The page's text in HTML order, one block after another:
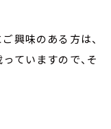
興味のある方は、
ていますので、そ